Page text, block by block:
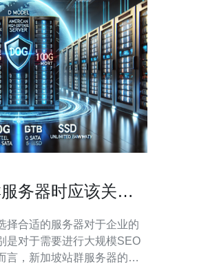
务器时应该关注
择合适的服务器对于企业的
是对于需要进行大规模SEO
言，新加坡站群服务器的选